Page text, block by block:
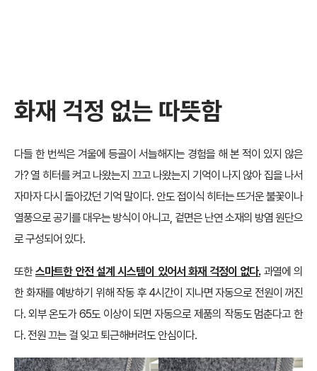
화재 걱정 없는 따뜻함
다들 한 번씩은 겨울에 등골이 서늘해지는 경험을 해 본 적이 있지 않은
가? 열 히터를 켜고 나왔는지 끄고 나왔는지 기억이 나지 않아 집을 나서
자마자 다시 돌아갔던 기억 말이다. 안도 접이식 히터는 뜨거운 불꽃이나
열풍으로 공기를 대우는 방식이 아니고, 겉면은 난연 소재의 방염 원단으
로 구성되어 있다.
또한스마트한 안전 설계 시스템이 있어서 화재 걱정이 없다.과열에 의
한 화재를 예방하기 위해 작동 후 4시간이 지나면 자동으로 전원이 꺼진
다. 외부 온도가 65도 이상이 되면 자동으로 제품의 작동도 멈춘다고 한
다. 전원 끄는 걸 잊고 퇴근해버려도 안심이다.